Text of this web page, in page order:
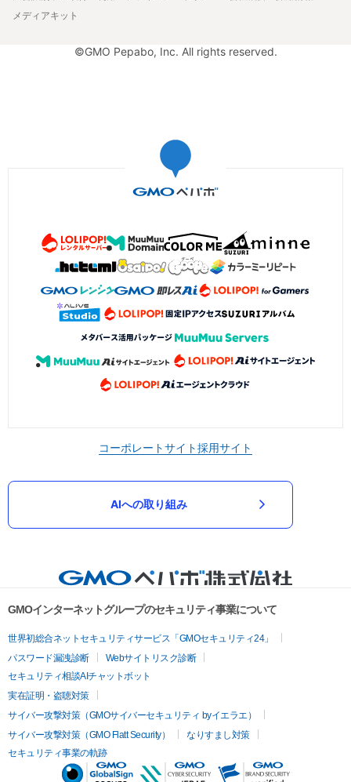
メディアキット
©GMO Pepabo, Inc. All rights reserved.
コーポレートサイト採用サイト
AIへの取り組み
GMOインターネットグループのセキュリティ事業について
世界初総合ネットセキュリティサービス「GMOセキュリティ24」
パスワード漏洩診断
Webサイトリスク診断
セキュリティ相談AIチャットボット
実在証明・盗聴対策
サイバー攻撃対策（GMOサイバーセキュリティ byイエラエ）
サイバー攻撃対策（GMO Flatt Security）
なりすまし対策
セキュリティ事業の軌跡